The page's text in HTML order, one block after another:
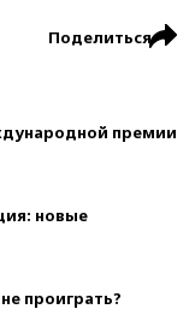
Поделиться
премии
новые
проиграть?